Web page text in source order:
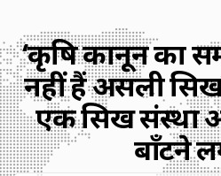
‘कृषि कानून का
नहीं हैं असली
एक सिख संस्था
बाँटने